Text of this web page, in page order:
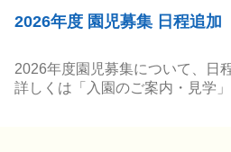
2026年度 園児募集 日程追加
2026年度園児募集について、日
詳しくは「入園のご案内・見学」